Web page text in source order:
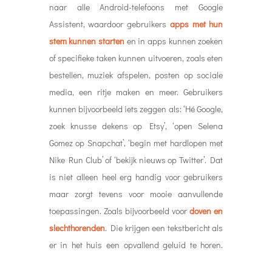
naar alle Android-telefoons met Google
Assistent, waardoor gebruikers apps met hun
stem kunnen starten en in apps kunnen zoeken
of specifieke taken kunnen uitvoeren, zoals eten
bestellen, muziek afspelen, posten op sociale
media, een ritje maken en meer. Gebruikers
kunnen bijvoorbeeld iets zeggen als: ‘Hé Google,
zoek knusse dekens op Etsy’, ‘open Selena
Gomez op Snapchat’, ‘begin met hardlopen met
Nike Run Club’ of ‘bekijk nieuws op Twitter’. Dat
is niet alleen heel erg handig voor gebruikers
maar zorgt tevens voor mooie aanvullende
toepassingen. Zoals bijvoorbeeld voordoven en
slechthorenden. Die krijgen een tekstbericht als
er in het huis een opvallend geluid te horen.